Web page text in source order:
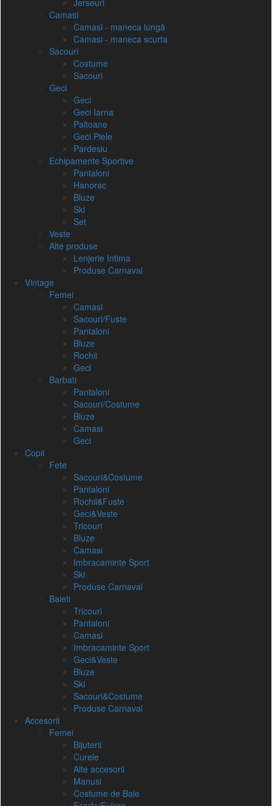
Jerseuri
Camasi
Camasi - maneca lungă
Camasi - maneca scurta
Sacouri
Costume
Sacouri
Geci
Geci
Geci Iarna
Paltoane
Geci Piele
Pardesiu
Echipamente Sportive
Pantaloni
Hanorac
Bluze
Ski
Set
Veste
Alte produse
Lenjerie Intima
Produse Carnaval
Vintage
Femei
Camasi
Sacouri/Fuste
Pantaloni
Bluze
Rochii
Geci
Barbati
Pantaloni
Sacouri/Costume
Bluze
Camasi
Geci
Copii
Fete
Sacouri&Costume
Pantaloni
Rochii&Fuste
Geci&Veste
Tricouri
Bluze
Camasi
Imbracaminte Sport
Ski
Produse Carnaval
Baieti
Tricouri
Pantaloni
Camasi
Imbracaminte Sport
Geci&Veste
Bluze
Ski
Sacouri&Costume
Produse Carnaval
Accesorii
Femei
Bijuterii
Curele
Alte accesorii
Manusi
Costume de Baie